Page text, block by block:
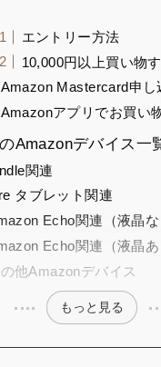
エントリー方法
10,000円以上買い物
Mastercard申し
アプリでお買い
Amazonデバイス一
関連
タブレット関連
Echo関連（液晶な
Echo関連（液晶あ
他Amazonデバイス
もっと見る